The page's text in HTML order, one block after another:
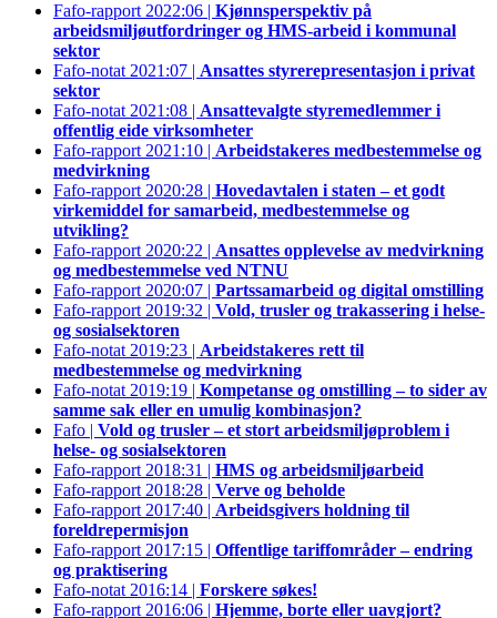
Fafo-rapport 2022:06 | Kjønnsperspektiv på
arbeidsmiljøutfordringer og HMS-arbeid i kommunal
sektor
Fafo-notat 2021:07 | Ansattes styrerepresentasjon i privat
sektor
Fafo-notat 2021:08 | Ansattevalgte styremedlemmer i
offentlig eide virksomheter
Fafo-rapport 2021:10 | Arbeidstakeres medbestemmelse og
medvirkning
Fafo-rapport 2020:28 | Hovedavtalen i staten – et godt
virkemiddel for samarbeid, medbestemmelse og
utvikling?
Fafo-rapport 2020:22 | Ansattes opplevelse av medvirkning
og medbestemmelse ved NTNU
Fafo-rapport 2020:07 | Partssamarbeid og digital omstilling
Fafo-rapport 2019:32 | Vold, trusler og trakassering i helse-
og sosialsektoren
Fafo-notat 2019:23 | Arbeidstakeres rett til
medbestemmelse og medvirkning
Fafo-notat 2019:19 | Kompetanse og omstilling – to sider av
samme sak eller en umulig kombinasjon?
Fafo | Vold og trusler – et stort arbeidsmiljøproblem i
helse- og sosialsektoren
Fafo-rapport 2018:31 | HMS og arbeidsmiljøarbeid
Fafo-rapport 2018:28 | Verve og beholde
Fafo-rapport 2017:40 | Arbeidsgivers holdning til
foreldrepermisjon
Fafo-rapport 2017:15 | Offentlige tariffområder – endring
og praktisering
Fafo-notat 2016:14 | Forskere søkes!
Fafo-rapport 2016:06 | Hjemme, borte eller uavgjort?